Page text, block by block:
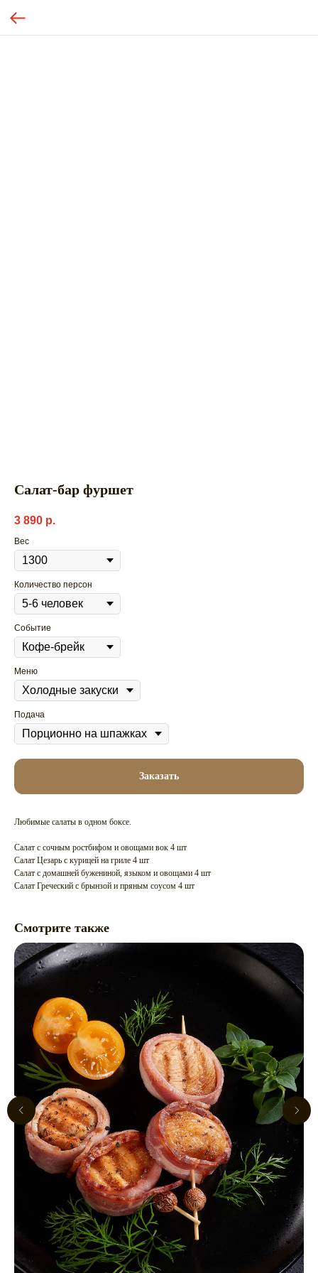
Салат-бар фуршет
3 890 р.
Вес
Количество персон
Событие
Меню
Подача
Заказать
Любимые салаты в одном боксе.
Салат с сочным ростбифом и овощами вок 4 шт
Салат Цезарь с курицей на гриле 4 шт
Салат с домашней бужениной, языком и овощами 4 шт
Салат Греческий с брынзой и пряным соусом 4 шт
Смотрите также